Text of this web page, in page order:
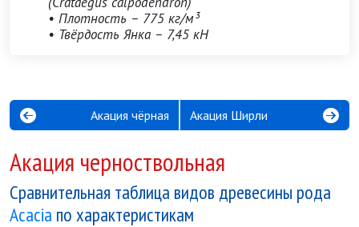
Акация чёрная Акация Ширли
Акация черноствольная
Сравнительная таблица видов древесины рода
Acacia по характеристикам
• Плотность – 775 кг/м³
• Твёрдость Янка – 7,45 кН